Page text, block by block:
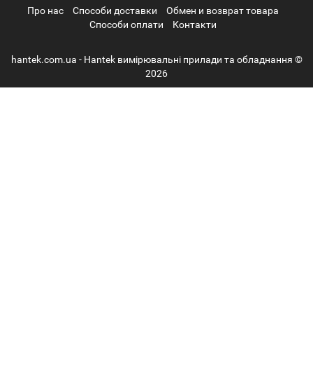
Про нас Cпособи доставки
Обмен и возврат товара
Способи оплати
Контакти
hantek.com.ua - Hantek вимірювальні прилади та обладнання ©
2026